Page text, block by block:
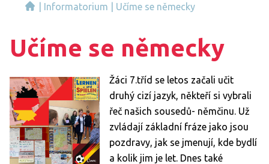
Informatorium Učíme se německy
Učíme se německy
Žáci 7.tříd se letos začali učit
druhý cizí jazyk, někteří si vybrali
řeč našich sousedů- němčinu. Už
zvládají základní fráze jako jsou
pozdravy, jak se jmenují, kde bydlí
a kolik jim je let. Dnes také